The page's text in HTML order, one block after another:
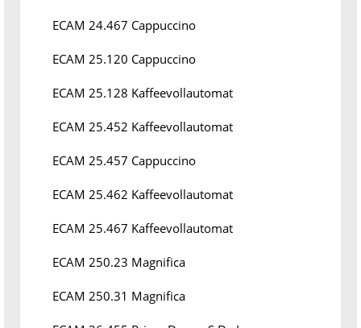
ECAM 24.467 Cappuccino
ECAM 25.120 Cappuccino
ECAM 25.128 Kaffeevollautomat
ECAM 25.452 Kaffeevollautomat
ECAM 25.457 Cappuccino
ECAM 25.462 Kaffeevollautomat
ECAM 25.467 Kaffeevollautomat
ECAM 250.23 Magnifica
ECAM 250.31 Magnifica